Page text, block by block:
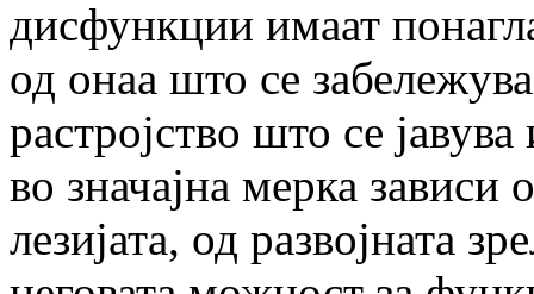
дисфункции имаат
од онаа што се
растројство што се
во значајна мерка зависи
лезијата, од развојната